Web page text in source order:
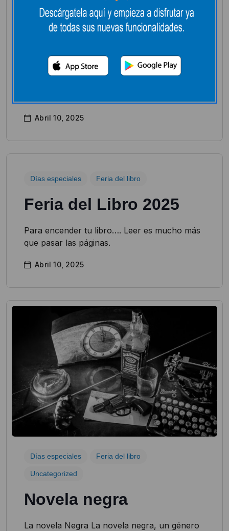
Días especiales Feria del libro
Uncategorized
Novela histórica
Abril 10, 2025
Días especiales Feria del libro
Feria del Libro 2025
Para encender tu libro…. Leer es mucho más
que pasar las páginas.
Abril 10, 2025
Días especiales Feria del libro
Uncategorized
Novela negra​
La novela Negra La novela negra, un género